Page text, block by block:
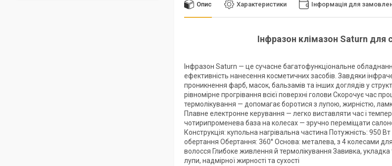
Опис Характеристики Інформація для
Інфразон клімазон Saturn для
Інфразон Saturn — це сучасне багатофункціональне
ефективність нанесення косметичних засобів. Завдяки
проникнення фарб, масок, бальзамів та інших доглядів у
рівномірне прогрівання всієї поверхні голови Скорочує час
термолікування — допомагає боротися з лупою, жирністю,
Плавне електронне керування — легко виставляти час і
чотирипроменева база на колесах — зручно переміщати
Конструкція: купольна нагрівальна частина Потужність: 950
обертання Обертання: 360° Основа: металева, з 4 колесами
волосся Глибоке живлення й термолікування Завивка,
лупи, надмірної жирності та сухості